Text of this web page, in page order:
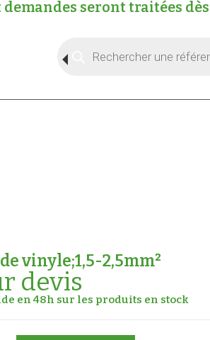
demandes seront traitées
vinyle;1,5-2,5mm²
devis
en 48h sur les produits en stock